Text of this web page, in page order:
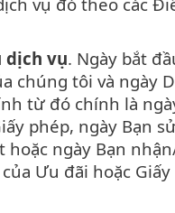
dịch vụ. Ngày bắt
chúng tôi và ngày
từ đó chính là
phép, ngày Bạn
hoặc ngày Bạn
Ưu đãi hoặc Giấy